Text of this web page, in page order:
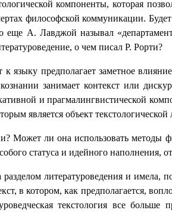
компоненты, которая
философской коммуникации.
А. Лавджой называл
о чем писал Р. Рорти?
языку предполагает заметное
занимает контекст или
и прагмалингвистической
является объект
ли она использовать методы
статуса и идейного наполнения,
литературоведения и
в котором, как предполагается,
текстология все